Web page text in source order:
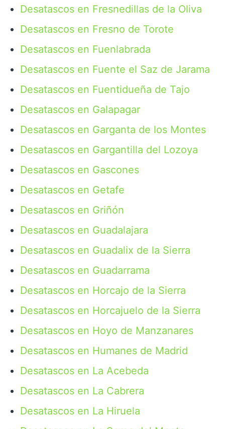
Desatascos en Fresnedillas de la Oliva
Desatascos en Fresno de Torote
Desatascos en Fuenlabrada
Desatascos en Fuente el Saz de Jarama
Desatascos en Fuentidueña de Tajo
Desatascos en Galapagar
Desatascos en Garganta de los Montes
Desatascos en Gargantilla del Lozoya
Desatascos en Gascones
Desatascos en Getafe
Desatascos en Griñón
Desatascos en Guadalajara
Desatascos en Guadalix de la Sierra
Desatascos en Guadarrama
Desatascos en Horcajo de la Sierra
Desatascos en Horcajuelo de la Sierra
Desatascos en Hoyo de Manzanares
Desatascos en Humanes de Madrid
Desatascos en La Acebeda
Desatascos en La Cabrera
Desatascos en La Hiruela